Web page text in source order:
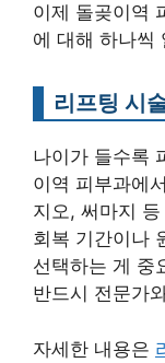
이제 돌곶이역
에 대해 하나씩
리프팅 시
나이가 들수록
이역 피부과에
지오, 써마지
회복 기간이나
선택하는 게 중
반드시 전문가
자세한 내용은